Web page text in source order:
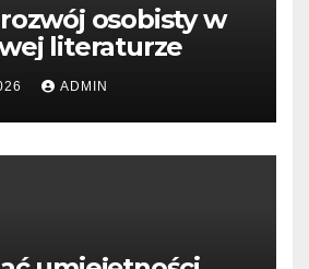
osobisty w
literaturze
ADMIN